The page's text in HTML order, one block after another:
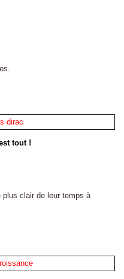
tout !
clair de leur temps à